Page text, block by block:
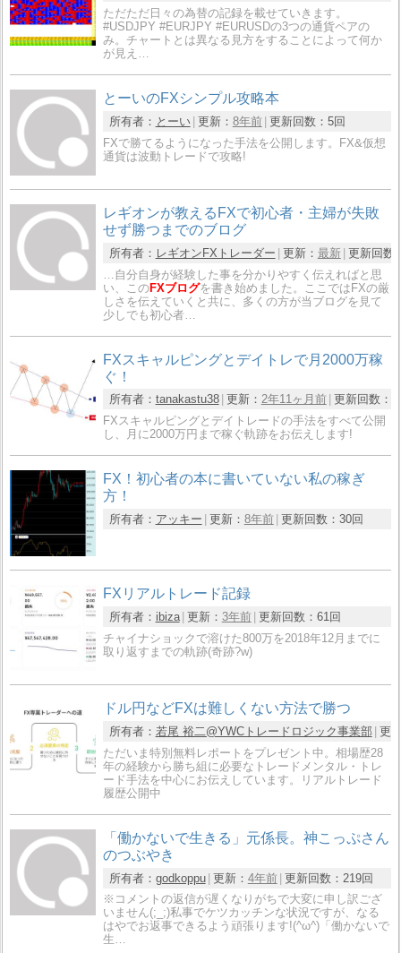
ただただ日々の為替の記録を載せていきます。
#USDJPY #EURJPY #EURUSDの3つの通貨ペアの
み。チャートとは異なる見方をすることによって何か
が見え…
とーいのFXシンプル攻略本
所有者： とーい 更新： 8年前 更新回数： 5回
FXで勝てるようになった手法を公開します。FX&仮想
通貨は波動トレードで攻略!
レギオンが教えるFXで初心者・主婦が失敗
せず勝つまでのブログ
所有者： レギオンFXトレーダー 更新： 最新 更新回数
…自分自身が経験した事を分かりやすく伝えればと思
い、このFXブログを書き始めました。ここではFXの厳
しさを伝えていくと共に、多くの方が当ブログを見て
少しでも初心者…
FXスキャルピングとデイトレで月2000万稼
ぐ！
所有者： tanakastu38 更新： 2年11ヶ月前 更新回数：
FXスキャルピングとデイトレードの手法をすべて公開
し、月に2000万円まで稼ぐ軌跡をお伝えします!
FX！初心者の本に書いていない私の稼ぎ
方！
所有者： アッキー 更新： 8年前 更新回数： 30回
FXリアルトレード記録
所有者： ibiza 更新： 3年前 更新回数： 61回
チャイナショックで溶けた800万を2018年12月までに
取り返すまでの軌跡(奇跡?w)
ドル円などFXは難しくない方法で勝つ
所有者： 若尾 裕二@YWCトレードロジック事業部 更
ただいま特別無料レポートをプレゼント中。相場歴28
年の経験から勝ち組に必要なトレードメンタル・トレ
ード手法を中心にお伝えしています。リアルトレード
履歴公開中
「働かないで生きる」元係長。神こっぷさん
のつぶやき
所有者： godkoppu 更新： 4年前 更新回数： 219回
※コメントの返信が遅くなりがちで大変に申し訳ござ
いません(;_;)私事でケツカッチンな状況ですが、なる
はやでお返事できるよう頑張ります!(^ω^)「働かないで
生…